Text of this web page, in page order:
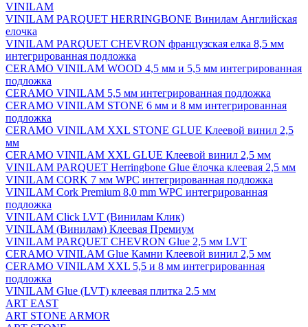
VINILAM
VINILAM PARQUET HERRINGBONE Винилам Английская
елочка
VINILAM PARQUET CHEVRON французская елка 8,5 мм
интегрированная подложка
CERAMO VINILAM WOOD 4,5 мм и 5,5 мм интегрированная
подложка
CERAMO VINILAM 5,5 мм интегрированная подложка
CERAMO VINILAM STONE 6 мм и 8 мм интегрированная
подложка
CERAMO VINILAM XXL STONE GLUE Клеевой винил 2,5
мм
CERAMO VINILAM XXL GLUE Клеевой винил 2,5 мм
VINILAM PARQUET Herringbone Glue ёлочка клеевая 2,5 мм
VINILAM CORK 7 мм WPC интегрированная подложка
VINILAM Cork Premium 8,0 mm WPC интегрированная
подложка
VINILAM Click LVT (Винилам Клик)
VINILAM (Винилам) Клеевая Премиум
VINILAM PARQUET CHEVRON Glue 2,5 мм LVT
CERAMO VINILAM Glue Камни Клеевой винил 2,5 мм
CERAMO VINILAM XXL 5,5 и 8 мм интегрированная
подложка
VINILAM Glue (LVT) клеевая плитка 2.5 мм
ART EAST
ART STONE ARMOR